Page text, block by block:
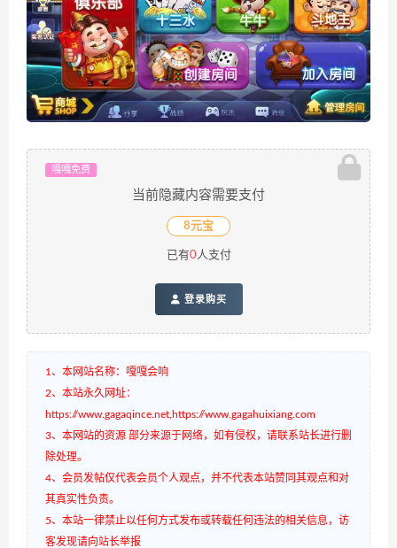
嘎嘎免费
当前隐藏内容需要支付
8元宝
已有0人支付
登录购买
1、本网站名称：嘎嘎会响
2、本站永久网址：
https://www.gagaqince.net,https://www.gagahuixiang.com
3、本网站的资源 部分来源于网络，如有侵权，请联系站长进行删
除处理。
4、会员发帖仅代表会员个人观点，并不代表本站赞同其观点和对
其真实性负责。
5、本站一律禁止以任何方式发布或转载任何违法的相关信息，访
客发现请向站长举报